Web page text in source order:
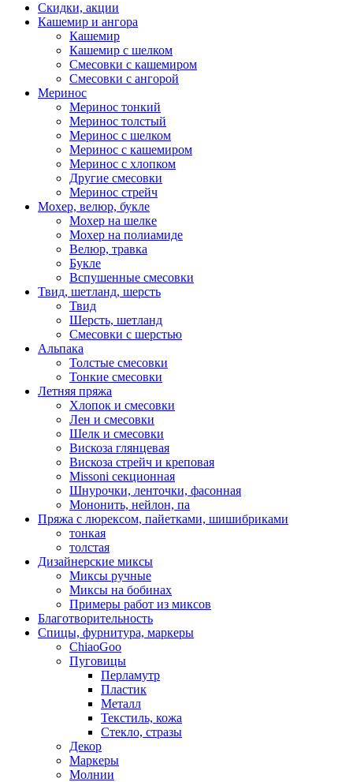
Скидки, акции
Кашемир и ангора
Кашемир
Кашемир с шелком
Смесовки с кашемиром
Смесовки с ангорой
Меринос
Меринос тонкий
Меринос толстый
Меринос с шелком
Меринос с кашемиром
Меринос с хлопком
Другие смесовки
Меринос стрейч
Мохер, велюр, букле
Мохер на шелке
Мохер на полиамиде
Велюр, травка
Букле
Вспушенные смесовки
Твид, шетланд, шерсть
Твид
Шерсть, шетланд
Смесовки с шерстью
Альпака
Толстые смесовки
Тонкие смесовки
Летняя пряжа
Хлопок и смесовки
Лен и смесовки
Шелк и смесовки
Вискоза глянцевая
Вискоза стрейч и креповая
Missoni секционная
Шнурочки, ленточки, фасонная
Мононить, нейлон, па
Пряжа с люрексом, пайетками, шишибриками
тонкая
толстая
Дизайнерские миксы
Миксы ручные
Миксы на бобинах
Примеры работ из миксов
Благотворительность
Спицы, фурнитура, маркеры
ChiaoGoo
Пуговицы
Перламутр
Пластик
Металл
Текстиль, кожа
Стекло, стразы
Декор
Маркеры
Молнии